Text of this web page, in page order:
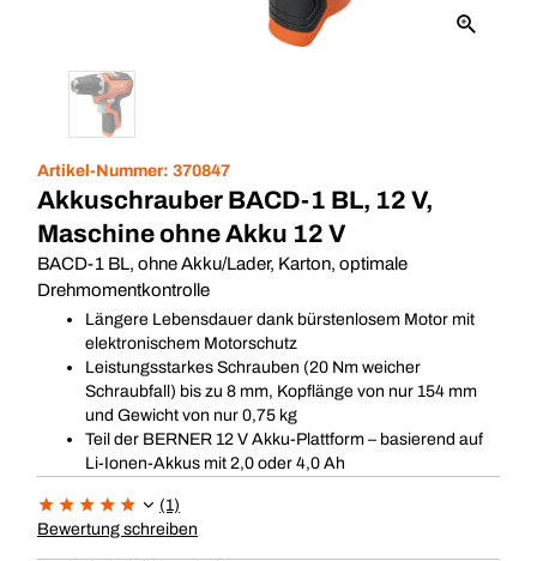
Artikel-Nummer: 370847
Akkuschrauber BACD-1 BL, 12 V,
Maschine ohne Akku 12 V
BACD-1 BL, ohne Akku/Lader, Karton, optimale
Drehmomentkontrolle
Längere Lebensdauer dank bürstenlosem Motor mit
elektronischem Motorschutz
Leistungsstarkes Schrauben (20 Nm weicher
Schraubfall) bis zu 8 mm, Kopflänge von nur 154 mm
und Gewicht von nur 0,75 kg
Teil der BERNER 12 V Akku-Plattform – basierend auf
Li-Ionen-Akkus mit 2,0 oder 4,0 Ah
(1)
Bewertung schreiben